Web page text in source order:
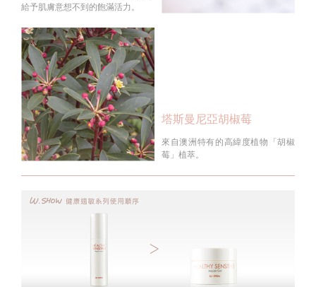
給予肌膚意想不到的飽滿活力。
塔斯曼尼亞胡椒莓
來自澳洲特有的高緯度植物「胡椒
莓」植萃。